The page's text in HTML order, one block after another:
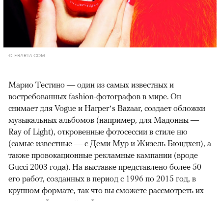
© ERARTA.COM
Марио Тестино — один из самых известных и
востребованных fashion-фотографов в мире. Он
снимает для Vogue и Harper’s Bazaar, создает обложки
музыкальных альбомов (например, для Мадонны —
Ray of Light), откровенные фотосессии в стиле ню
(самые известные — с Деми Мур и Жизель Бюндхен), а
также провокационные рекламные кампании (вроде
Gucci 2003 года). На выставке представлено более 50
его работ, созданных в период с 1996 по 2015 год, в
крупном формате, так что вы сможете рассмотреть их